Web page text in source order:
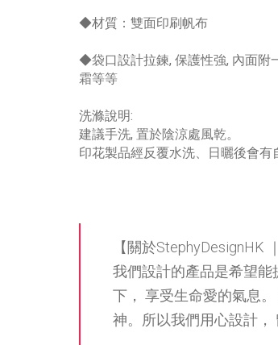
◆材質：雙面印刷帆布
◆袋口設計拉鍊, 保護性強, 內面附
霜等等
洗滌說明:
建議手洗, 置於陰涼處風乾。
印花製品經反覆水洗、日曬後會有
【關於StephyDesignHK
我們設計的產品是希望
下， 享受生命愛的氣息
神。所以我們用心設計，